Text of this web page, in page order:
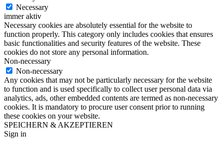
Necessary
immer aktiv
Necessary cookies are absolutely essential for the website to
function properly. This category only includes cookies that ensures
basic functionalities and security features of the website. These
cookies do not store any personal information.
Non-necessary
Non-necessary
Any cookies that may not be particularly necessary for the website
to function and is used specifically to collect user personal data via
analytics, ads, other embedded contents are termed as non-necessary
cookies. It is mandatory to procure user consent prior to running
these cookies on your website.
SPEICHERN & AKZEPTIEREN
Sign in